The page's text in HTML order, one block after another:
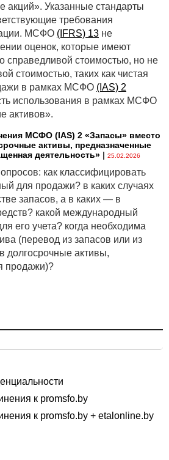
акций». Указанные стандарты
требования
МСФО (IFRS) 13 не
оценок, которые имеют
справедливой стоимостью, но не
стоимостью, таких как чистая
в рамках МСФО (IAS) 2
использования в рамках МСФО
активов».
МСФО (IАS) 2 «Запасы» вместо
активы, предназначенные
деятельность» | 25.02.2026
как классифицировать
для продажи? в каких случаях
запасов, а в каких — в
какой международный
его учета? когда необходима
(перевод из запасов или из
долгосрочные активы,
продажи)?
к promsfo.by
к promsfo.by + etalonline.by